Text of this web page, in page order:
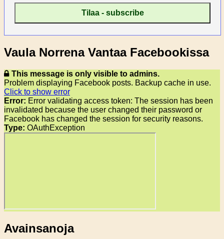
Vaula Norrena Vantaa Facebookissa
This message is only visible to admins.
Problem displaying Facebook posts. Backup cache in use.
Click to show error
Error: Error validating access token: The session has been
invalidated because the user changed their password or
Facebook has changed the session for security reasons.
Type: OAuthException
Avainsanoja